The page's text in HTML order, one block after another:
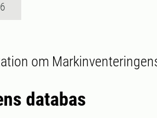
om
databas